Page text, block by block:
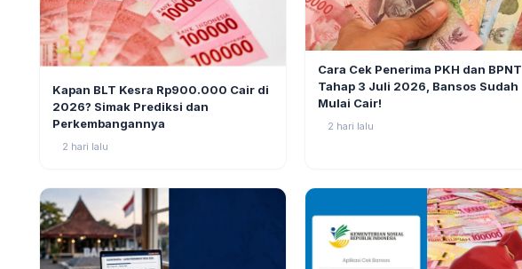
Kapan BLT Kesra Rp900.000 Cair di
2026? Simak Prediksi dan
Perkembangannya
2 hari lalu
Cara Cek Penerima PKH dan BPNT
Tahap 3 Juli 2026, Bansos Sudah
Mulai Cair!
2 hari lalu